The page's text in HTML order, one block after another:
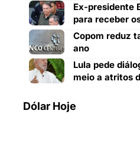
Ex-presidente
para receber
Copom reduz
ano
Lula pede
meio a atritos
Dólar Hoje